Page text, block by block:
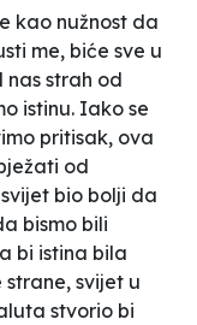
kao nužnost da
me, biće sve u
nas strah od
istinu. Iako se
pritisak, ova
od
bio bolji da
bismo bili
bi istina bila
strane, svijet u
stvorio bi